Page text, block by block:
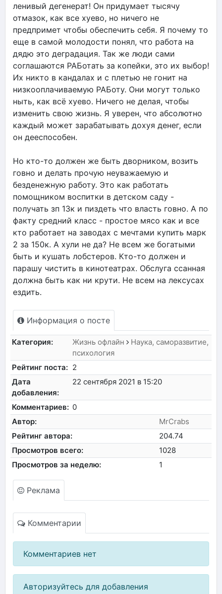
ленивый дегенерат! Он придумает тысячу
отмазок, как все хуево, но ничего не
предпримет чтобы обеспечить себя. Я почему то
еще в самой молодости понял, что работа на
дядю это деградация. Так же люди сами
соглашаются РАБотать за копейки, это их выбор!
Их никто в кандалах и с плетью не гонит на
низкооплачиваемую РАБоту. Они могут только
ныть, как всё хуево. Ничего не делая, чтобы
изменить свою жизнь. Я уверен, что абсолютно
каждый может зарабатывать дохуя денег, если
он дееспособен.
Но кто-то должен же быть дворником, возить
говно и делать прочую неуважаемую и
безденежную работу. Это как работать
помощником воспитки в детском саду -
получать зп 13к и пиздеть что власть говно. А по
факту средний класс - простое мясо как и все
кто работает на заводах с мечтами купить марк
2 за 150к. А хули не да? Не всем же богатыми
быть и кушать лобстеров. Кто-то должен и
парашу чистить в кинотеатрах. Обслуга ссанная
должна быть как ни крути. Не всем на лексусах
ездить.
Информация о посте
Категория: Жизнь офлайн
Наука, саморазвитие,
психология
Рейтинг поста: 2
Дата
добавления:
22 сентября 2021 в 15:20
Комментариев: 0
Автор:
MrCrabs
Рейтинг автора:
204.74
Просмотров всего:
1028
Просмотров за неделю:
1
Реклама
Комментарии
Комментариев нет
Авторизуйтесь для добавления